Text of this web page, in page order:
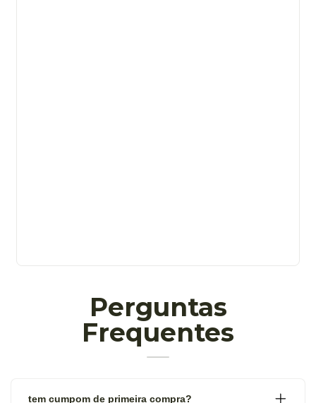
Perguntas
Frequentes
tem cumpom de primeira compra?